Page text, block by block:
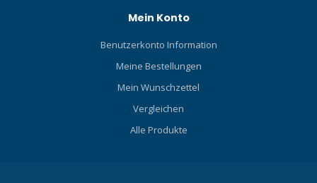
Mein Konto
Benutzerkonto Information
Meine Bestellungen
Mein Wunschzettel
Vergleichen
Alle Produkte